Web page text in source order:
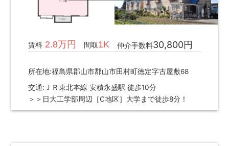
賃料2.8万円 間取1K 仲介手数料30,800円
所在地:福島県郡山市郡山市田村町徳定字古屋敷68
交通:ＪＲ東北本線 安積永盛駅 徒歩10分
＞＞日大工学部周辺［C地区］大学まで徒歩8分！